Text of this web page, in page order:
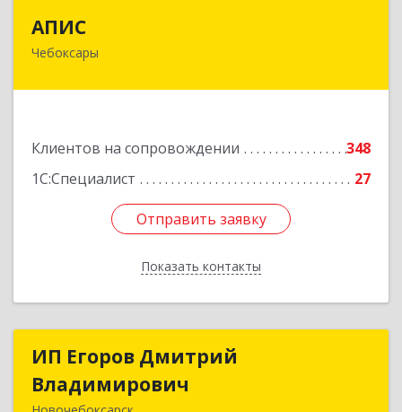
АПИС
Чебоксары
Клиентов на сопровождении
348
1С:Специалист
27
Отправить заявку
Показать контакты
428001, Чувашская Республика - Чувашия,
Подробнее
Отправить заявку
Назад
ИП Егоров Дмитрий
Владимирович
ИП Егоров Дмитрий